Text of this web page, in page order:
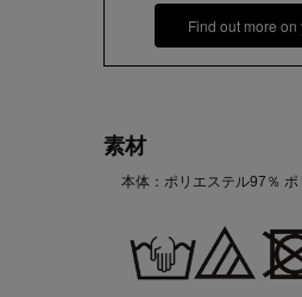
Find out more
素材
本体：ポリエステル97％